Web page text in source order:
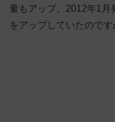
量もアップ。2012年1月
をアップしていたので